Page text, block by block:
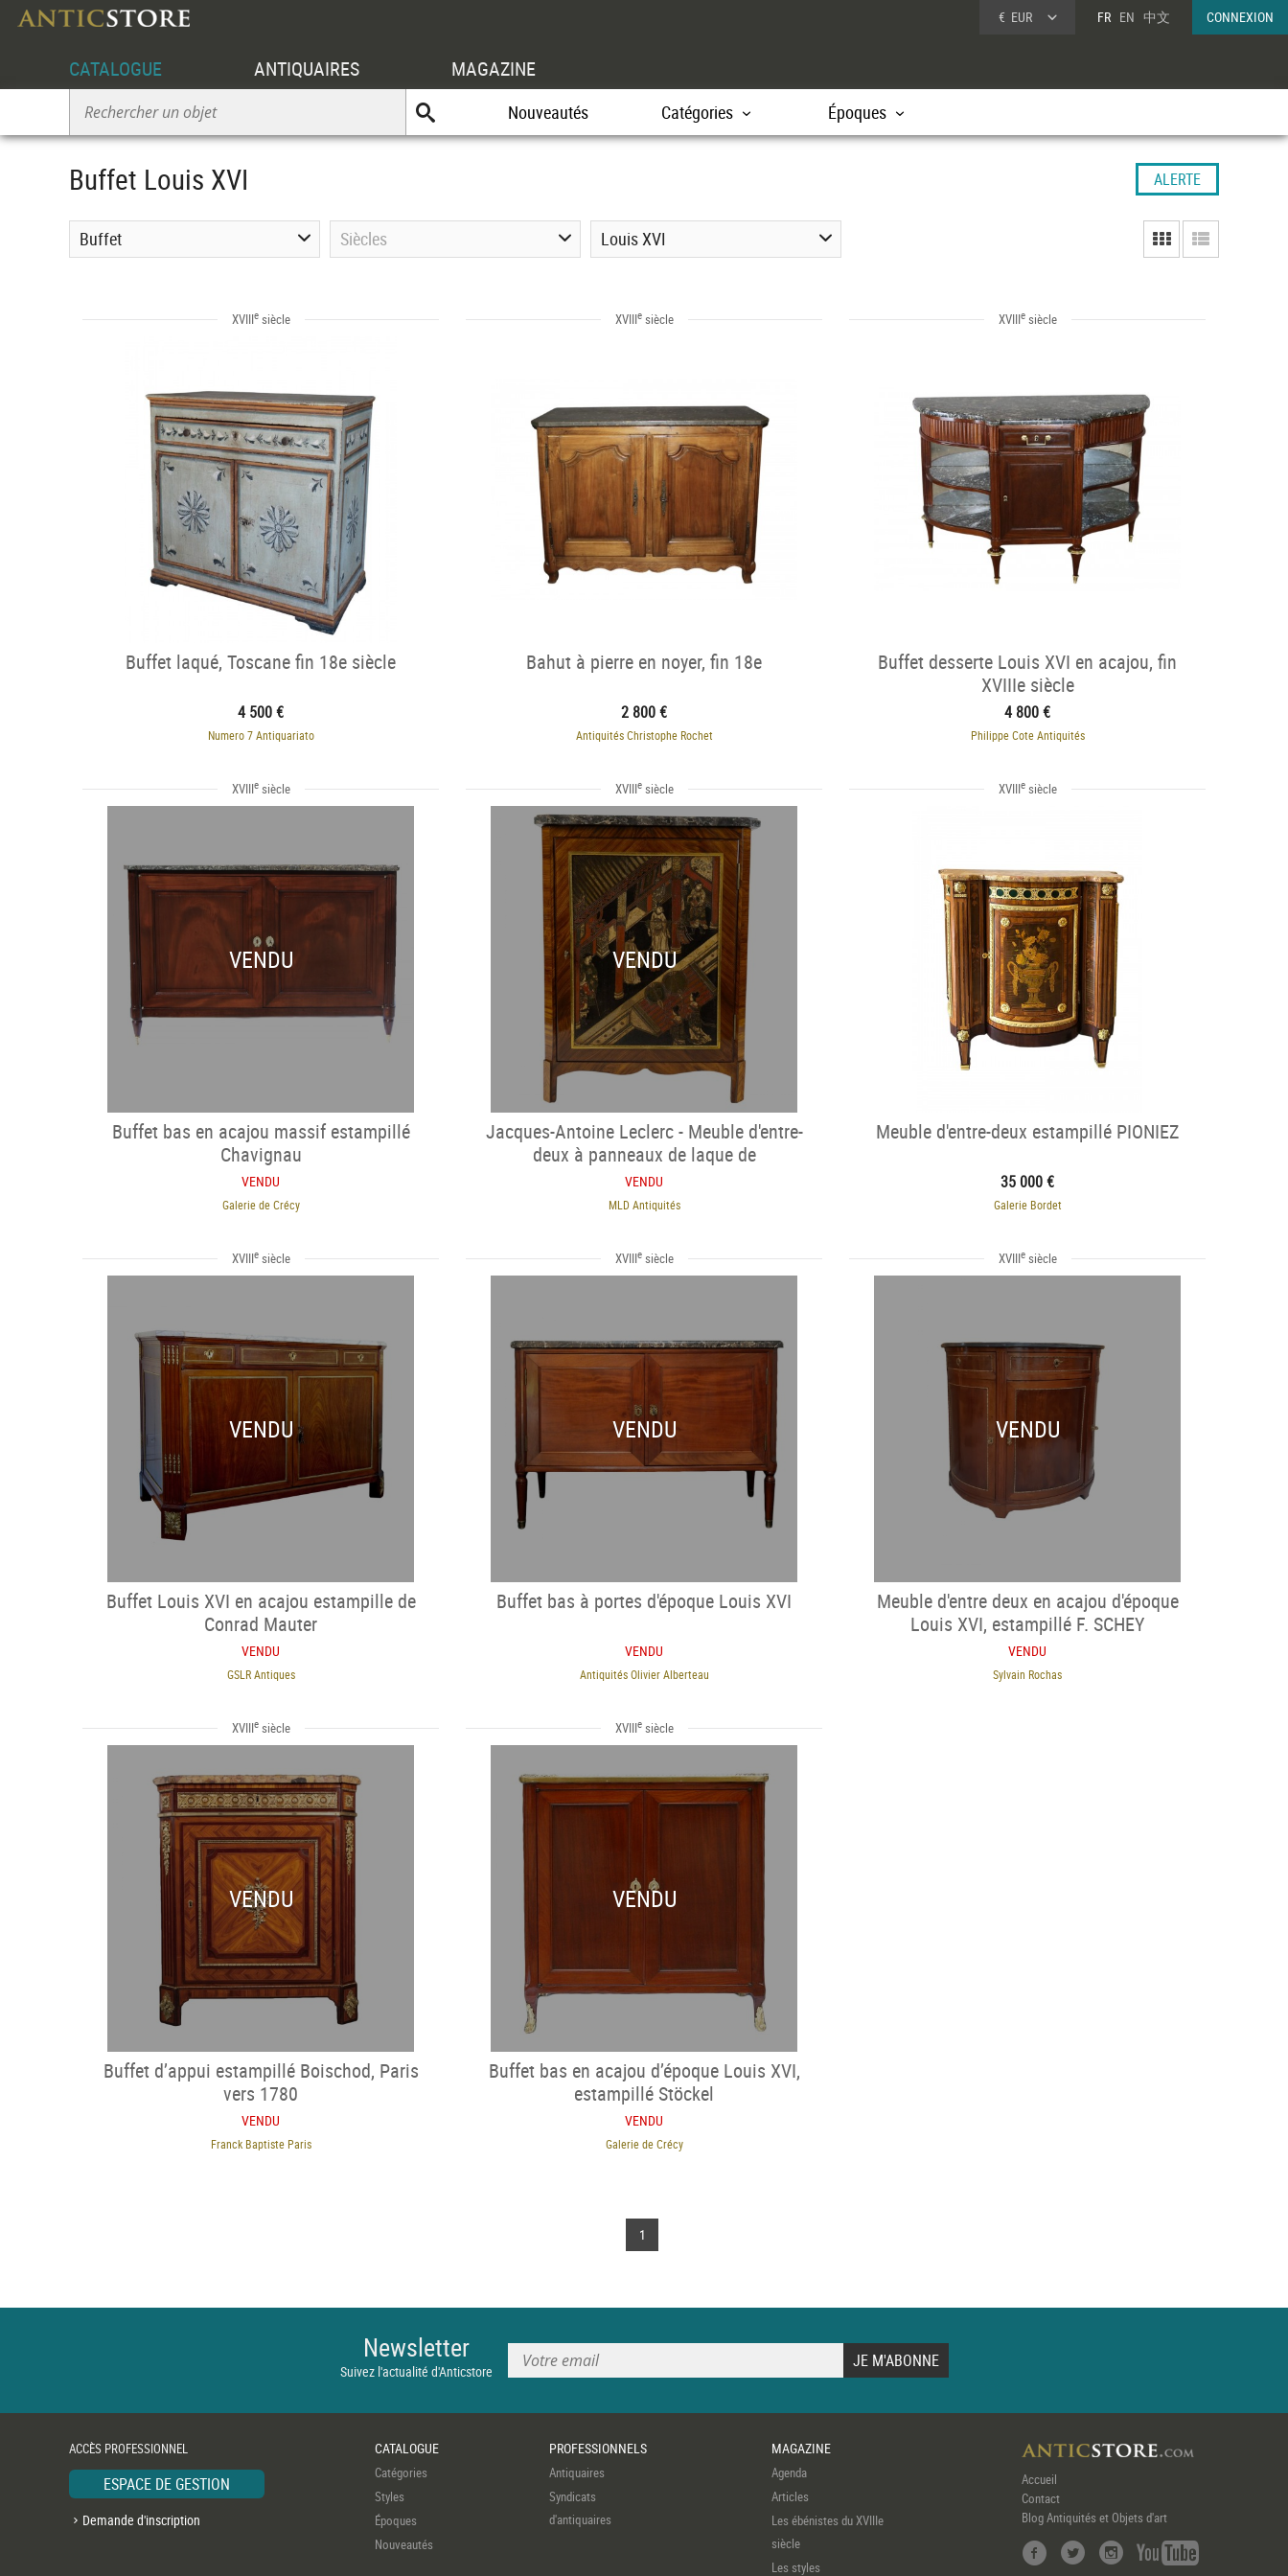
€ EUR FR EN 中文 CONNEXION
CATALOGUE ANTIQUAIRES MAGAZINE
Nouveautés Catégories Époques
Buffet Louis XVI ALERTE
Buffet Siècles Louis XVI
XVIIIesiècle
Buffet laqué, Toscane fin 18e siècle
4 500 €
Numero 7 Antiquariato
XVIIIesiècle
Bahut à pierre en noyer, fin 18e
2 800 €
Antiquités Christophe Rochet
XVIIIesiècle
Buffet desserte Louis XVI en acajou, fin
XVIIIe siècle
4 800 €
Philippe Cote Antiquités
XVIIIesiècle
VENDU
Buffet bas en acajou massif estampillé
Chavignau
VENDU
Galerie de Crécy
XVIIIesiècle
VENDU
Jacques-Antoine Leclerc - Meuble d'entre-
deux à panneaux de laque de
Coromandel
VENDU
MLD Antiquités
XVIIIesiècle
Meuble d'entre-deux estampillé PIONIEZ
35 000 €
Galerie Bordet
XVIIIesiècle
VENDU
Buffet Louis XVI en acajou estampille de
Conrad Mauter
VENDU
GSLR Antiques
XVIIIesiècle
VENDU
Buffet bas à portes d'époque Louis XVI
VENDU
Antiquités Olivier Alberteau
XVIIIesiècle
VENDU
Meuble d'entre deux en acajou d'époque
Louis XVI, estampillé F. SCHEY
VENDU
Sylvain Rochas
XVIIIesiècle
VENDU
Buffet d’appui estampillé Boischod, Paris
vers 1780
VENDU
Franck Baptiste Paris
XVIIIesiècle
VENDU
Buffet bas en acajou d’époque Louis XVI,
estampillé Stöckel
VENDU
Galerie de Crécy
1
Newsletter
Suivez l'actualité d'Anticstore
ACCÈS PROFESSIONNEL
ESPACE DE GESTION
Demande d'inscription
CATALOGUE
Catégories
Styles
Époques
Nouveautés
PROFESSIONNELS
Antiquaires
Syndicats
d'antiquaires
MAGAZINE
Agenda
Articles
Les ébénistes du XVIIIe
siècle
Les styles
Accueil
Contact
Blog Antiquités et Objets d'art